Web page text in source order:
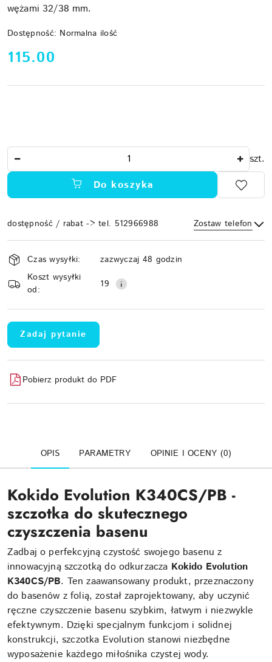
wężami 32/38 mm.
Dostępność: Normalna ilość
cena:
115.00
szt.
Do koszyka
dostępność / rabat -> tel. 512966988 Zostaw telefon
Wyślij
Dostępność
i
dostawa
Czas wysyłki:
zazwyczaj 48 godzin
Koszt wysyłki
od:
19
Zadaj pytanie
Pobierz produkt do PDF
OPIS PARAMETRY OPINIE I OCENY (0)
Kokido Evolution K340CS/PB -
szczotka do skutecznego
czyszczenia basenu
Zadbaj o perfekcyjną czystość swojego basenu z
innowacyjną szczotką do odkurzacza Kokido Evolution
K340CS/PB. Ten zaawansowany produkt, przeznaczony
do basenów z folią, został zaprojektowany, aby uczynić
ręczne czyszczenie basenu szybkim, łatwym i niezwykle
efektywnym. Dzięki specjalnym funkcjom i solidnej
konstrukcji, szczotka Evolution stanowi niezbędne
wyposażenie każdego miłośnika czystej wody.